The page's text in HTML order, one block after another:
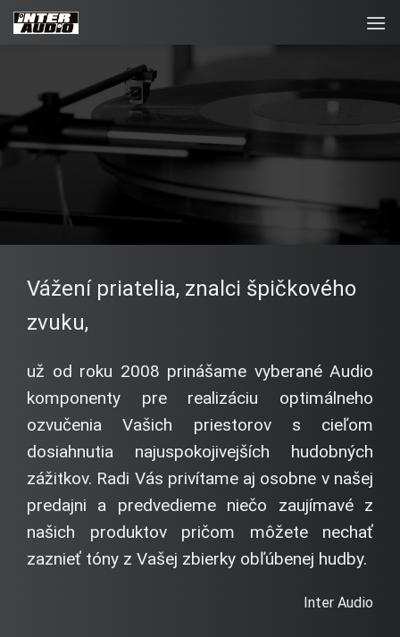
Skip
to
Vážení priatelia, znalci špičkového
zvuku,
už od roku 2008 prinášame vyberané Audio
komponenty pre realizáciu optimálneho
ozvučenia Vašich priestorov s cieľom
dosiahnutia najuspokojivejších hudobných
zážitkov. Radi Vás privítame aj osobne v našej
predajni a predvedieme niečo zaujímavé z
našich produktov pričom môžete nechať
zaznieť tóny z Vašej zbierky obľúbenej hudby.
Inter Audio